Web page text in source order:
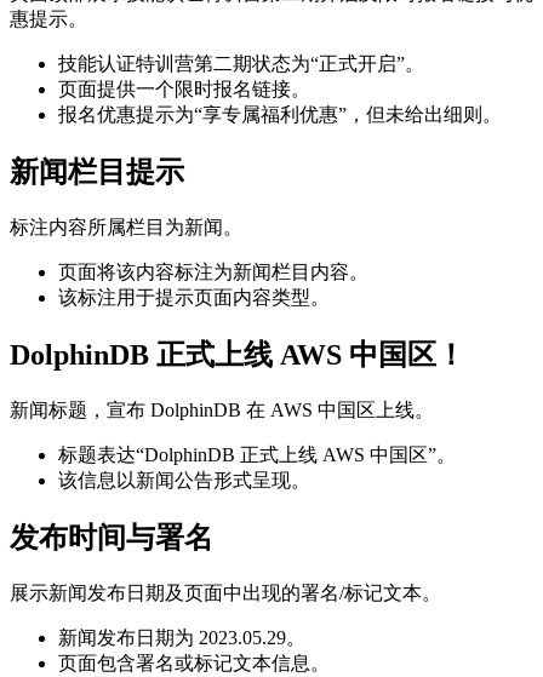
惠提示。
技能认证特训营第二期状态为“正式开启”。
页面提供一个限时报名链接。
报名优惠提示为“享专属福利优惠”，但未给出细则。
新闻栏目提示
标注内容所属栏目为新闻。
页面将该内容标注为新闻栏目内容。
该标注用于提示页面内容类型。
DolphinDB 正式上线 AWS 中国区！
新闻标题，宣布 DolphinDB 在 AWS 中国区上线。
标题表达“DolphinDB 正式上线 AWS 中国区”。
该信息以新闻公告形式呈现。
发布时间与署名
展示新闻发布日期及页面中出现的署名/标记文本。
新闻发布日期为 2023.05.29。
页面包含署名或标记文本信息。